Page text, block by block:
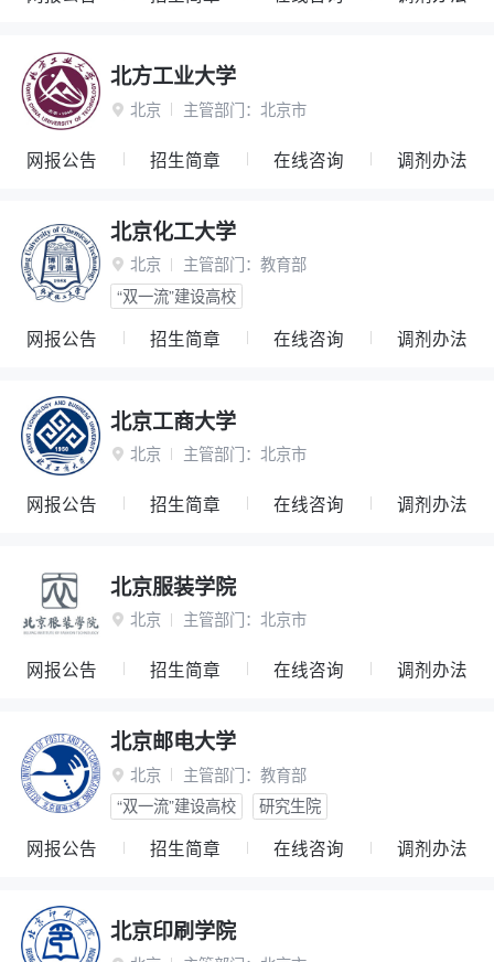
北方工业大学
 北京 主管部门： 北京市
网报公告 招生简章 在线咨询 调剂办法
北京化工大学
 北京 主管部门： 教育部
“双一流”建设高校
网报公告 招生简章 在线咨询 调剂办法
北京工商大学
 北京 主管部门： 北京市
网报公告 招生简章 在线咨询 调剂办法
北京服装学院
 北京 主管部门： 北京市
网报公告 招生简章 在线咨询 调剂办法
北京邮电大学
 北京 主管部门： 教育部
“双一流”建设高校
研究生院
网报公告 招生简章 在线咨询 调剂办法
北京印刷学院